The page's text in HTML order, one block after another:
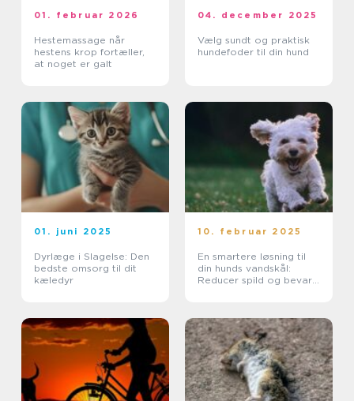
01. februar 2026
Hestemassage når
hestens krop fortæller,
at noget er galt
04. december 2025
Vælg sundt og praktisk
hundefoder til din hund
01. juni 2025
Dyrlæge i Slagelse: Den
bedste omsorg til dit
kæledyr
10. februar 2025
En smartere løsning til
din hunds vandskål:
Reducer spild og bevar